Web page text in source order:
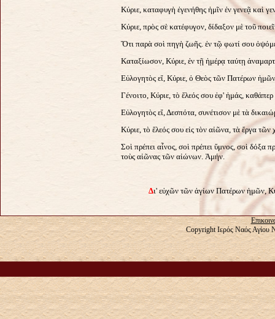
Κύριε, καταφυγὴ ἐγενήθης ἡμῖν ἐν γενεᾷ καὶ
Κύριε, πρὸς σὲ κατέφυγον, δίδαξον μὲ τοῦ
Ὅτι παρὰ σοὶ πηγὴ ζωῆς. ἐν τῷ φωτί σου
Καταξίωσον, Κύριε, ἐν τῇ ἡμέρᾳ ταύτῃ
Εὐλογητὸς εἴ, Κύριε, ὁ Θεὸς τῶν Πατέρων
Γένοιτο, Κύριε, τὸ ἔλεός σου ἐφ' ἡμάς,
Εὐλογητὸς εἴ, Δεσπότα, συνέτισον μὲ τὰ
Κύριε, τὸ ἔλεός σου εἰς τὸν αἰῶνα, τὰ ἔργα
Σοὶ πρέπει αἶνος, σοὶ πρέπει ὕμνος, σοὶ δόξα
τοὺς αἰῶνας τῶν αἰώνων. Ἀμήν.
Δι' εὐχῶν τῶν ἁγίων Πατέρων ἡμῶν,
Copyright Ιερός Ναός Αγίου